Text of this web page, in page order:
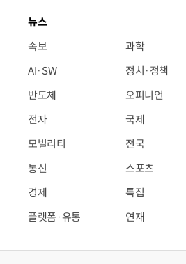
뉴스
속보
AI·SW
반도체
전자
모빌리티
통신
경제
플랫폼·유통
과학
정치·정책
오피니언
국제
전국
스포츠
특집
연재